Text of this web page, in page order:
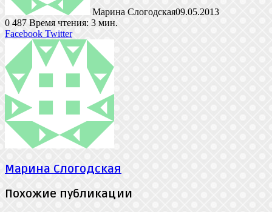
Марина Слогодская09.05.2013
0 487 Время чтения: 3 мин.
Facebook TwitterLinkedIn
Tumblr
Pinterest
Reddit
ВКонтакте
Поделиться
через
электронную
почту
Печатать
Марина Слогодская
Похожие публикации